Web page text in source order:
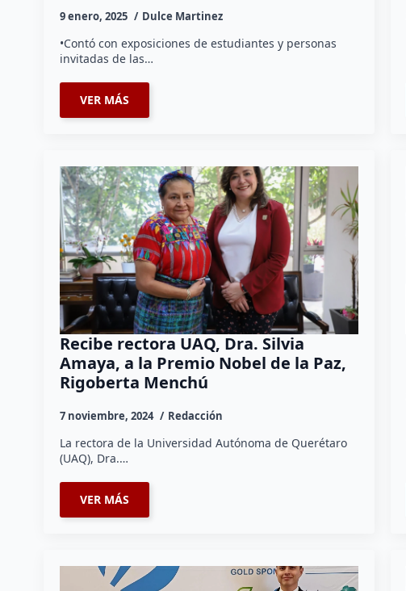
9 enero, 2025 Dulce Martinez
•Contó con exposiciones de estudiantes y personas
invitadas de las…
VER MÁS
Recibe rectora UAQ, Dra. Silvia
Amaya, a la Premio Nobel de la Paz,
Rigoberta Menchú
7 noviembre, 2024 Redacción
La rectora de la Universidad Autónoma de Querétaro
(UAQ), Dra.…
VER MÁS